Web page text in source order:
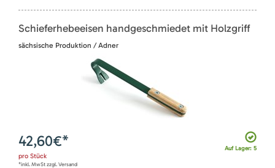
Schieferhebeeisen handgeschmiedet mit Holzgriff
sächsische Produktion / Adner
Auf Lager: 5
42,60€*
pro Stück
*inkl. MwSt zzgl. Versand